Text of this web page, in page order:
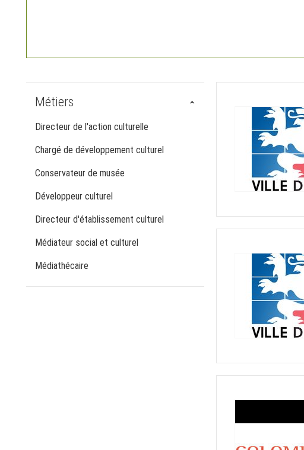
Métiers
Directeur de l'action culturelle
Chargé de développement culturel
Conservateur de musée
Développeur culturel
Directeur d'établissement culturel
Médiateur social et culturel
Médiathécaire